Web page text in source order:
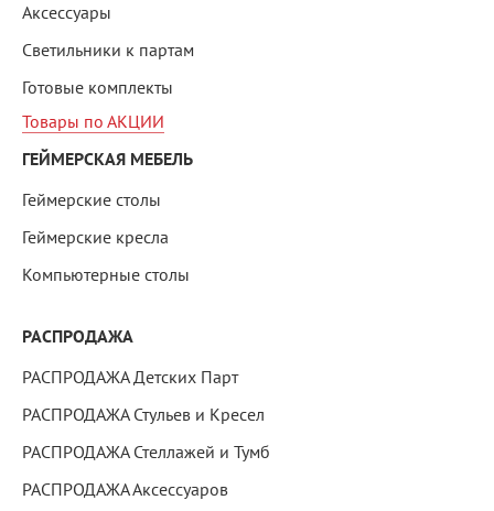
Аксессуары
Светильники к партам
Готовые комплекты
Товары по АКЦИИ
ГЕЙМЕРСКАЯ МЕБЕЛЬ
Геймерские столы
Геймерские кресла
Компьютерные столы
РАСПРОДАЖА
РАСПРОДАЖА Детских Парт
РАСПРОДАЖА Стульев и Кресел
РАСПРОДАЖА Стеллажей и Тумб
РАСПРОДАЖА Аксессуаров